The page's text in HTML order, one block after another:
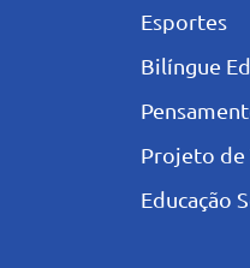
Esportes
Bilíngue
Projeto de
Educação